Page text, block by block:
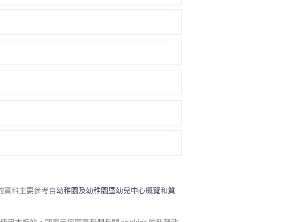
資料主要參考自幼稚園及幼稚園暨幼兒中心概覽和質